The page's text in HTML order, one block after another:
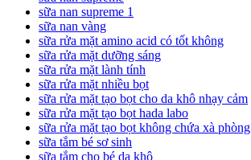
sữa nan supreme 1
sữa nan vàng
sữa rửa mặt amino acid có tốt không
sữa rửa mặt dưỡng sáng
sữa rửa mặt lành tính
sữa rửa mặt nhiều bọt
sữa rửa mặt tạo bọt cho da khô nhạy cảm
sữa rửa mặt tạo bọt hada labo
sữa rửa mặt tạo bọt không chứa xà phòng
sữa tắm bé sơ sinh
sữa tắm cho bé da khô